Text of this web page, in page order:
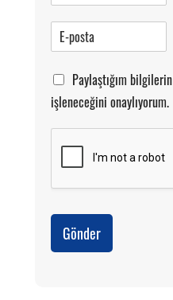
Paylaştığım bilgilerin
işleneceğini onaylıyorum.
Gönder